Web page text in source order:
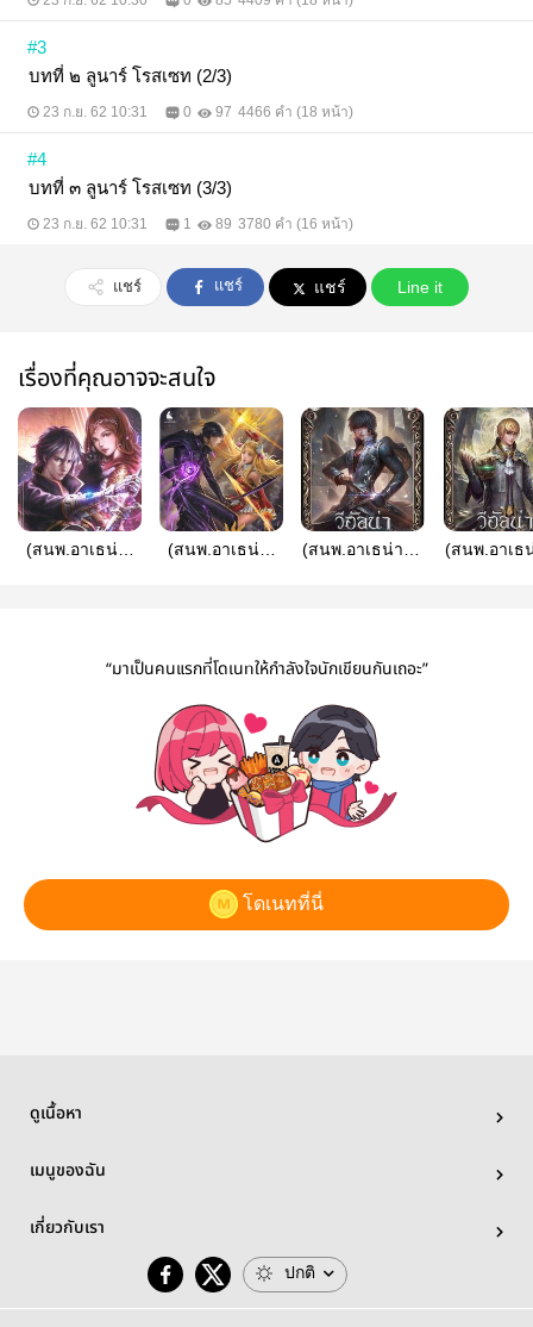
#3
บทที่ ๒ ลูนาร์ โรสเซท (2/3)
23 ก.ย. 62 10:31 0 97 4466 คำ (18 หน้า)
#4
บทที่ ๓ ลูนาร์ โรสเซท (3/3)
23 ก.ย. 62 10:31 1 89 3780 คำ (16 หน้า)
แชร์ แชร์ แชร์ Line it
เรื่องที่คุณอาจจะสนใจ
(สนพ.อาเธน่า)
(สนพ.อาเธน่า)
แห่งซีน : มรดก
(สนพ.อาเธน่า) วี
(สนพ.อาเธ
“มาเป็นคนแรกที่โดเนทให้กำลังใจนักเขียนกันเถอะ”
โดเนทที่นี่
ดูเนื้อหา
เมนูของฉัน
เกี่ยวกับเรา
ปกติ